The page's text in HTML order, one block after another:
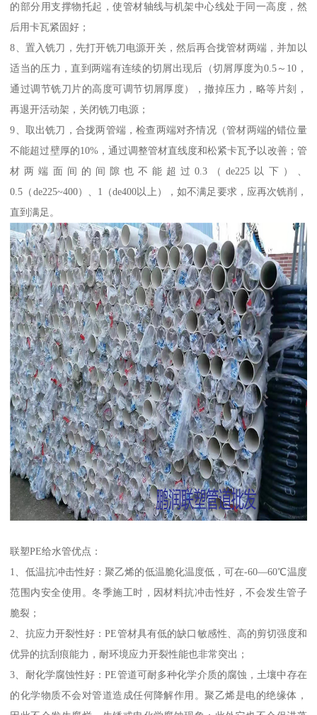
的部分用支撑物托起，使管材轴线与机架中心线处于同一高度，然
后用卡瓦紧固好；
8、置入铣刀，先打开铣刀电源开关，然后再合拢管材两端，并加以
适当的压力，直到两端有连续的切屑出现后（切屑厚度为0.5～10，
通过调节铣刀片的高度可调节切屑厚度），撤掉压力，略等片刻，
再退开活动架，关闭铣刀电源；
9、取出铣刀，合拢两管端，检查两端对齐情况（管材两端的错位量
不能超过壁厚的10%，通过调整管材直线度和松紧卡瓦予以改善；管
材两端面间的间隙也不能超过0.3（de225以下）、
0.5（de225~400）、1（de400以上），如不满足要求，应再次铣削，
直到满足。
联塑PE给水管优点：
1、低温抗冲击性好：聚乙烯的低温脆化温度低，可在-60—60℃温度
范围内安全使用。冬季施工时，因材料抗冲击性好，不会发生管子
脆裂；
2、抗应力开裂性好：PE管材具有低的缺口敏感性、高的剪切强度和
优异的抗刮痕能力，耐环境应力开裂性能也非常突出；
3、耐化学腐蚀性好：PE管道可耐多种化学介质的腐蚀，土壤中存在
的化学物质不会对管道造成任何降解作用。聚乙烯是电的绝缘体，